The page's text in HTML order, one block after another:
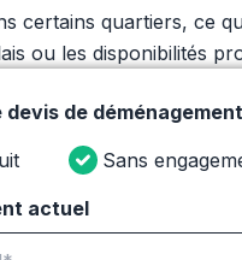
certains quartiers, ce
ou les disponibilités
devis de déménagement
Sans
actuel